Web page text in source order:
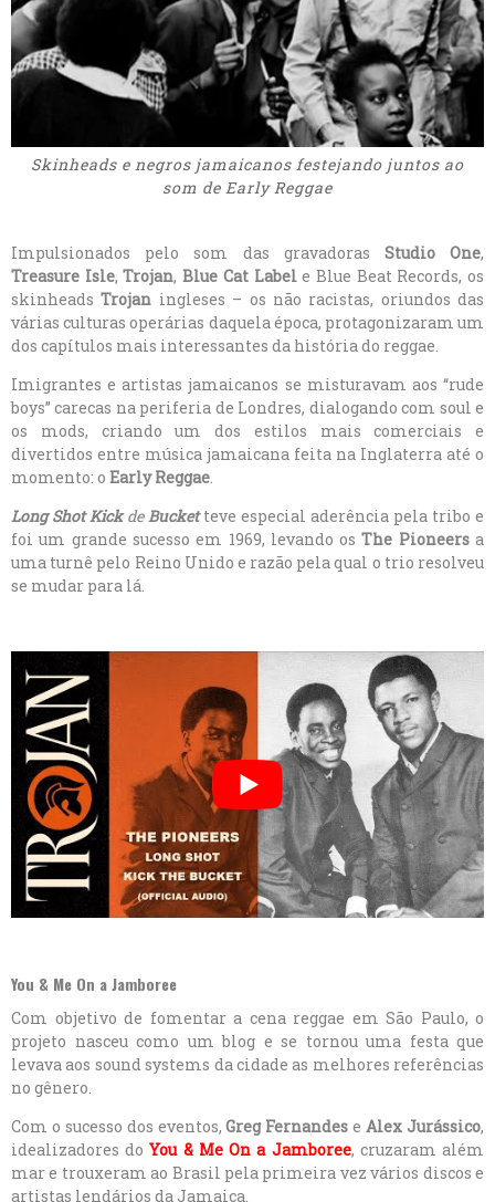
Skinheads e negros jamaicanos festejando juntos ao
som de Early Reggae
Impulsionados pelo som das gravadoras Studio One,
Treasure Isle, Trojan,Blue Cat Labele Blue Beat Records, os
skinheadsTrojan ingleses – os não racistas, oriundos das
várias culturas operárias daquela época, protagonizaram um
dos capítulos mais interessantes da história do reggae.
Imigrantes e artistas jamaicanos se misturavam aos “rude
boys” carecas na periferia de Londres, dialogando com soul e
os mods, criando um dos estilos mais comerciais e
divertidos entre música jamaicana feita na Inglaterra até o
momento: o Early Reggae.
Long Shot KickdeBucketteve especial aderência pela tribo e
foi um grande sucesso em 1969, levando osThe Pioneersa
uma turnê pelo Reino Unido e razão pela qual o trio resolveu
se mudar para lá.
You & Me On a Jamboree
Com objetivo de fomentar a cena reggae em São Paulo, o
projeto nasceu como um blog e se tornou uma festa que
levava aos sound systems da cidade as melhores referências
no gênero.
Com o sucesso dos eventos,Greg Fernandes eAlex Jurássico,
idealizadores do You & Me On a Jamboree, cruzaram além
mar e trouxeram ao Brasil pela primeira vez vários discos e
artistas lendários da Jamaica.